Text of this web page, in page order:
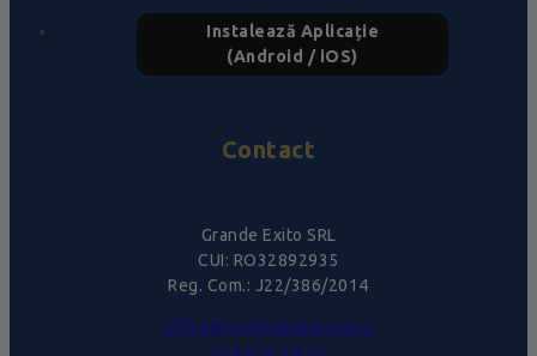
Instalează Aplicație
(Android / iOS)
Contact
Grande Exito SRL
CUI: RO32892935
Reg. Com.: J22/386/2014
office@pralinebelgiene.ro